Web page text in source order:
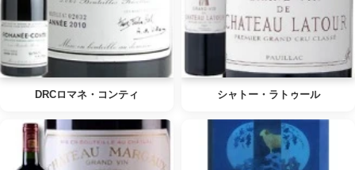
DRCロマネ・コンティ シャトー・ラトゥール